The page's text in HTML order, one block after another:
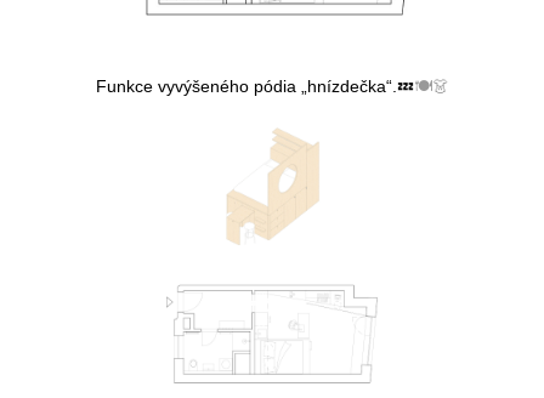
Funkce vyvýšeného pódia „hnízdečka“.💤🍽️👗